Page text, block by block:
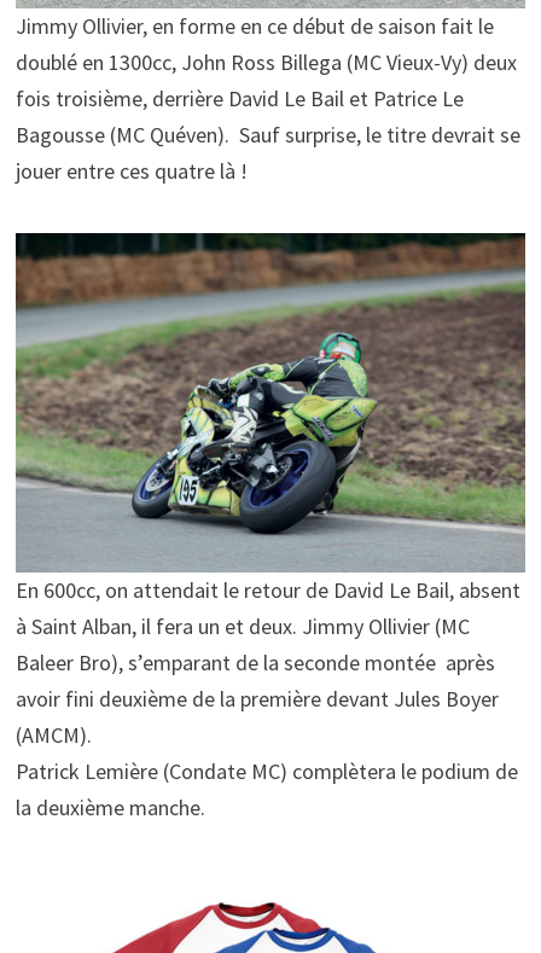
Jimmy Ollivier, en forme en ce début de saison fait le
doublé en 1300cc, John Ross Billega (MC Vieux-Vy) deux
fois troisième, derrière David Le Bail et Patrice Le
Bagousse (MC Quéven). Sauf surprise, le titre devrait se
jouer entre ces quatre là !
En 600cc, on attendait le retour de David Le Bail, absent
à Saint Alban, il fera un et deux. Jimmy Ollivier (MC
Baleer Bro), s’emparant de la seconde montée après
avoir fini deuxième de la première devant Jules Boyer
(AMCM).
Patrick Lemière (Condate MC) complètera le podium de
la deuxième manche.